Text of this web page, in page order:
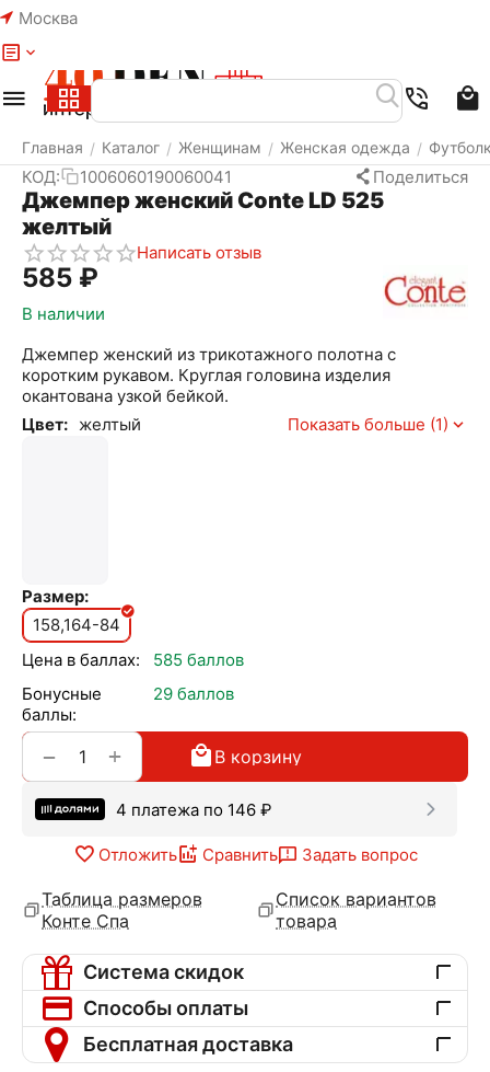
Москва
Главная / Каталог / Женщинам / Женская одежда /
КОД: 1006060190060041 Поделиться
Джемпер женский Conte LD 525
желтый
Написать отзыв
‍585‍ ₽
В наличии
Джемпер женский из трикотажного полотна с
коротким рукавом. Круглая головина изделия
окантована узкой бейкой.
Цвет: желтый Показать больше (1)
Размер:
158,164-84
Цена в баллах:
585 баллов
Бонусные
баллы:
29 баллов
+
− В корзину
4 платежа по 146 ₽
Отложить Сравнить Задать вопрос
Таблица размеров
Конте Спа
Список вариантов
товара
Система скидок
Способы оплаты
Бесплатная доставка
Меню